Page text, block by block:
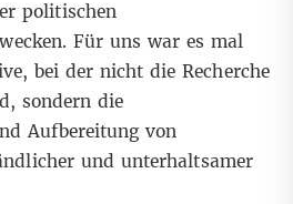
politischen
Für uns war es mal
bei der nicht die Recherche
sondern die
Aufbereitung von
und unterhaltsamer